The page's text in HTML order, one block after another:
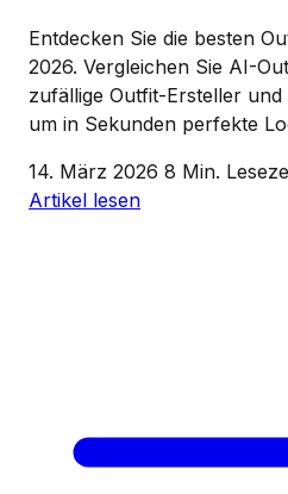
Entdecken Sie die besten
2026. Vergleichen Sie AI-
zufällige Outfit-Ersteller
um in Sekunden perfekte
14. März 2026 8 Min.
Artikel lesen